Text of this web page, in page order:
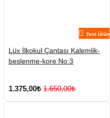
Yeni Ürün
Lüx İlkokul Çantası Kalemlik-
beslenme-kore No:3
1.375,00₺ 1.650,00₺